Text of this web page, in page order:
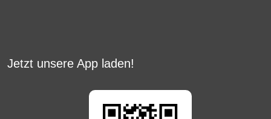
Jetzt unsere App laden!